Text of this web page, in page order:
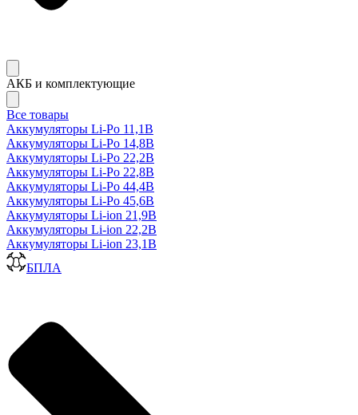
АКБ и комплектующие
Все товары
Аккумуляторы Li-Po 11,1В
Аккумуляторы Li-Po 14,8В
Аккумуляторы Li-Po 22,2В
Аккумуляторы Li-Po 22,8В
Аккумуляторы Li-Po 44,4В
Аккумуляторы Li-Po 45,6В
Аккумуляторы Li-ion 21,9В
Аккумуляторы Li-ion 22,2В
Аккумуляторы Li-ion 23,1В
БПЛА